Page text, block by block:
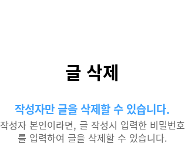
글 삭제
작성자만 글을 삭제할 수 있습니다.
작성자 본인이라면, 글 작성시 입력한 비밀번호
를 입력하여 글을 삭제할 수 있습니다.